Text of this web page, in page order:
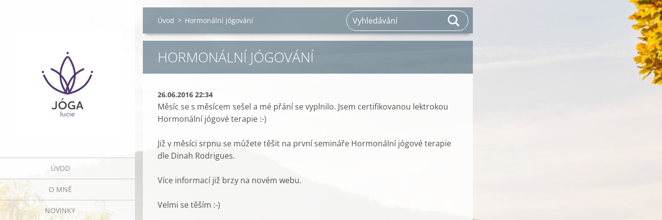
ÚVOD
O MNĚ
NOVINKY
Úvod > Hormonální jógování
HORMONÁLNÍ JÓGOVÁNÍ
26.06.2016 22:34
Měsíc se s měsícem sešel a mé přání se vyplnilo. Jsem certifikovanou lektrokou
Hormonální jógové terapie :-)
Již v měsíci srpnu se můžete těšit na první semináře Hormonální jógové terapie
dle Dinah Rodrigues.
Více informací již brzy na novém webu.
Velmi se těším :-)